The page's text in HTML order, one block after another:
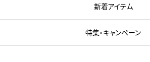
新着アイテム
特集・キャンペーン